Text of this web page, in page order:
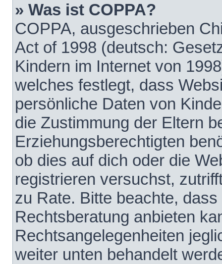
» Was ist COPPA?
COPPA, ausgeschrieben
Act of 1998 (deutsch:
Kindern im Internet von
welches festlegt, dass
persönliche Daten von
die Zustimmung der Eltern
Erziehungsberechtigten
ob dies auf dich oder die
registrieren versuchst,
zu Rate. Bitte beachte,
Rechtsberatung anbieten
Rechtsangelegenheiten
weiter unten behandelt